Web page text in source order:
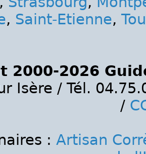
, Saint-Etienne,
2000-2026
Isère / Tél.
/
: Artisan